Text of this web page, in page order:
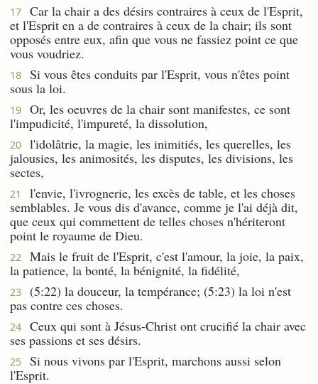
17
Car la chair a des désirs contraires à ceux de l'Esprit,
et l'Esprit en a de contraires à ceux de la chair; ils sont
opposés entre eux, afin que vous ne fassiez point ce que
vous voudriez.
18
Si vous êtes conduits par l'Esprit, vous n'êtes point
sous la loi.
19
Or, les oeuvres de la chair sont manifestes, ce sont
l'impudicité, l'impureté, la dissolution,
20
l'idolâtrie, la magie, les inimitiés, les querelles, les
jalousies, les animosités, les disputes, les divisions, les
sectes,
21
l'envie, l'ivrognerie, les excès de table, et les choses
semblables. Je vous dis d'avance, comme je l'ai déjà dit,
que ceux qui commettent de telles choses n'hériteront
point le royaume de Dieu.
22
Mais le fruit de l'Esprit, c'est l'amour, la joie, la paix,
la patience, la bonté, la bénignité, la fidélité,
23
(5:22) la douceur, la tempérance; (5:23) la loi n'est
pas contre ces choses.
24
Ceux qui sont à Jésus-Christ ont crucifié la chair avec
ses passions et ses désirs.
25
Si nous vivons par l'Esprit, marchons aussi selon
l'Esprit.